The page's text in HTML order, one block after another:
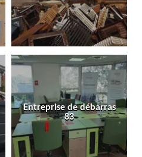
Entreprise de débarras
83